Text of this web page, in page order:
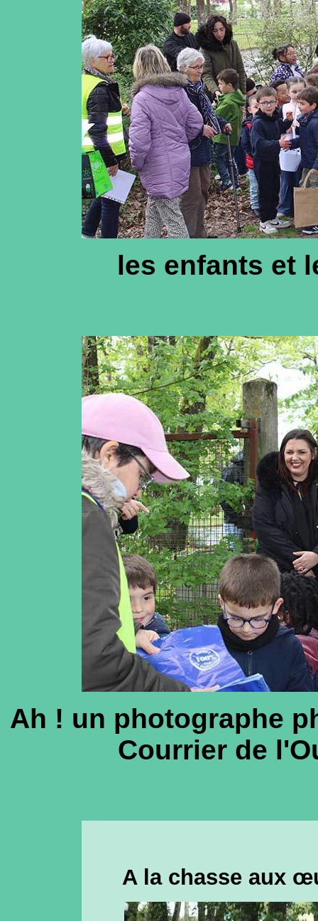
les enfants et
Ah ! un photographe
Courrier de
A la chasse aux